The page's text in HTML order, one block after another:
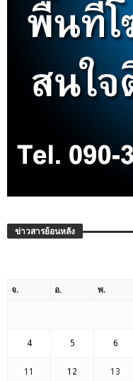
ข่าวสารย้อนหลัง
จ. อ. พ.
4 5 6
11 12 13